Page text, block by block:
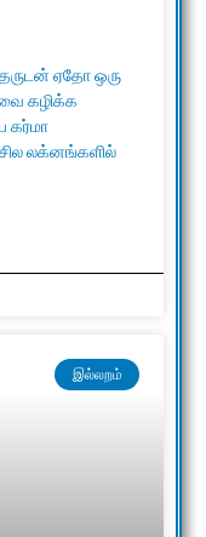
ஏதோ ஒரு
கழிக்க
கர்மா
லக்னங்களில்
இல்லறம்